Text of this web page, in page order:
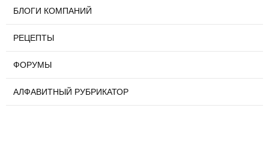
БЛОГИ КОМПАНИЙ
РЕЦЕПТЫ
ФОРУМЫ
АЛФАВИТНЫЙ РУБРИКАТОР